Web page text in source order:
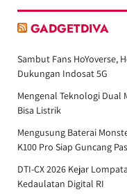
GADGETDIVA
Sambut Fans HoYoverse,
Dukungan Indosat 5G
Mengenal Teknologi Dual
Bisa Listrik
Mengusung Baterai
K100 Pro Siap Guncang
DTI-CX 2026 Kejar
Kedaulatan Digital RI